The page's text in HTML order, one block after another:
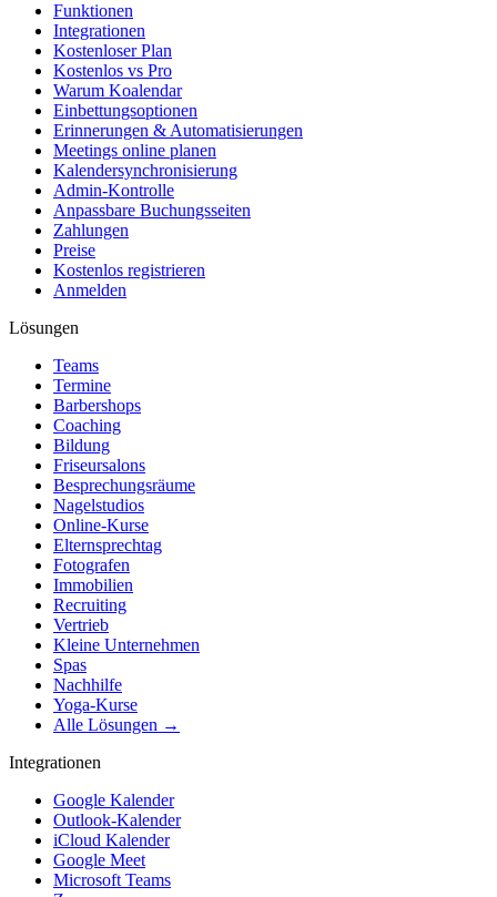
Funktionen
Integrationen
Kostenloser Plan
Kostenlos vs Pro
Warum Koalendar
Einbettungsoptionen
Erinnerungen & Automatisierungen
Meetings online planen
Kalendersynchronisierung
Admin-Kontrolle
Anpassbare Buchungsseiten
Zahlungen
Preise
Kostenlos registrieren
Anmelden
Lösungen
Teams
Termine
Barbershops
Coaching
Bildung
Friseursalons
Besprechungsräume
Nagelstudios
Online-Kurse
Elternsprechtag
Fotografen
Immobilien
Recruiting
Vertrieb
Kleine Unternehmen
Spas
Nachhilfe
Yoga-Kurse
Alle Lösungen →
Integrationen
Google Kalender
Outlook-Kalender
iCloud Kalender
Google Meet
Microsoft Teams